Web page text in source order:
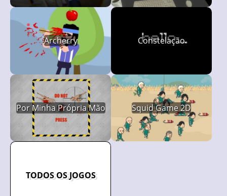
Archerry Constelação
Por Minha Própria Mão Squid Game 2D
TODOS OS JOGOS